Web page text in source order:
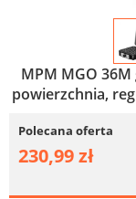
MPM MGO
powierzchnia,
Polecana oferta
230,99 zł